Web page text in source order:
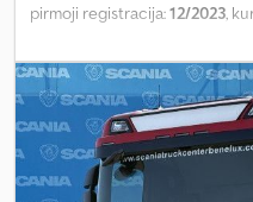
pirmoji registracija:12/2023 ,
balta, vairuotojo kabina:kitas,
klasė:
Euro 6 , pakaba: plienas-
vietų skaičius:2, Įranga:ABS,
užraktas, hidraulika, kruizo
kondicionavimas,